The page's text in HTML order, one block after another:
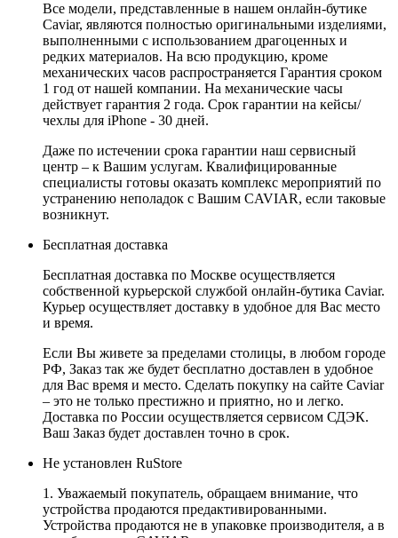
Все модели, представленные в нашем онлайн-бутике
Caviar, являются полностью оригинальными изделиями,
выполненными с использованием драгоценных и
редких материалов. На всю продукцию, кроме
механических часов распространяется Гарантия сроком
1 год от нашей компании. На механические часы
действует гарантия 2 года. Срок гарантии на кейсы/
чехлы для iPhone - 30 дней.
Даже по истечении срока гарантии наш сервисный
центр – к Вашим услугам. Квалифицированные
специалисты готовы оказать комплекс мероприятий по
устранению неполадок с Вашим CAVIAR, если таковые
возникнут.
Бесплатная доставка
Бесплатная доставка по Москве осуществляется
собственной курьерской службой онлайн-бутика Caviar.
Курьер осуществляет доставку в удобное для Вас место
и время.
Если Вы живете за пределами столицы, в любом городе
РФ, Заказ так же будет бесплатно доставлен в удобное
для Вас время и место. Сделать покупку на сайте Caviar
– это не только престижно и приятно, но и легко.
Доставка по России осуществляется сервисом СДЭК.
Ваш Заказ будет доставлен точно в срок.
Не установлен RuStore
1. Уважаемый покупатель, обращаем внимание, что
устройства продаются предактивированными.
Устройства продаются не в упаковке производителя, а в